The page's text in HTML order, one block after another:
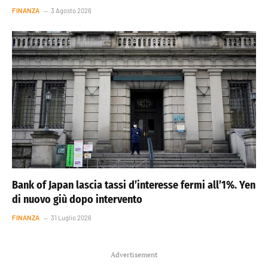
FINANZA 3 Agosto 2026
Bank of Japan lascia tassi d’interesse fermi all’1%. Yen
di nuovo giù dopo intervento
FINANZA 31 Luglio 2026
Advertisement